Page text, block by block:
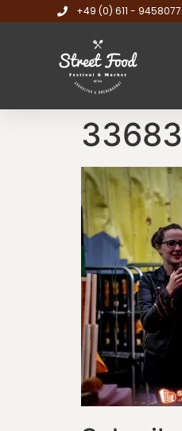
+49 (0) 611 -